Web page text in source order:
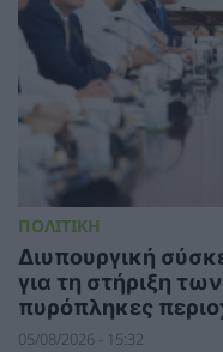
ΠΟΛΙΤΙΚΗ
Διυπουργική
για τη στήριξη
πυρόπληκες
05/08/2026 - 15:32